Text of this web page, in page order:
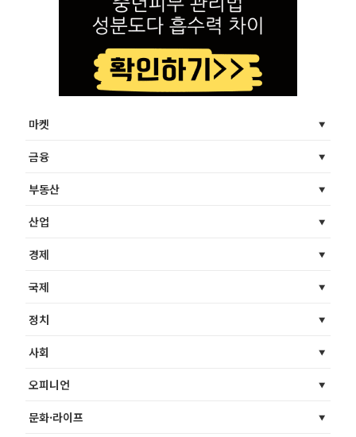
마켓
금융
부동산
산업
경제
국제
정치
사회
오피니언
문화·라이프